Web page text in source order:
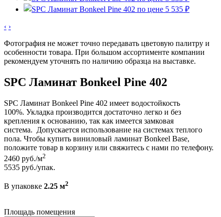
‹ ›
Фотография не может точно передавать цветовую палитру и
особенности товара. При большом ассортименте компании
рекомендуем уточнять по наличию образца на выставке.
SPC Ламинат Bonkeel Pine 402
SPC Ламинат Bonkeel Pine 402 имеет водостойкость
100%. Укладка производится достаточно легко и без
крепления к основанию, так как имеется замковая
система. Допускается использование на системах теплого
пола. Чтобы купить виниловый ламинат Bonkeel Base,
положите товар в корзину или свяжитесь с нами по телефону.
2460 руб./м2
5535 руб./упак.
В упаковке 2.25 м2
Площадь помещения